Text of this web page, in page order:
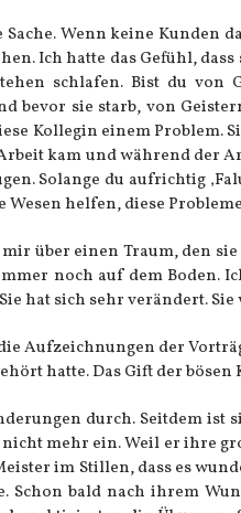
Wenn keine Kunden
Ich hatte das Gefühl,
schlafen. Bist du von
bevor sie starb, von
Kollegin einem
kam und während der
Solange du aufrichtig
helfen, diese
über einen Traum, den
noch auf dem Boden.
hat sich sehr verändert.
Aufzeichnungen der
hatte. Das Gift der
durch. Seitdem ist
mehr ein. Weil er ihre
im Stillen, dass es
Schon bald nach ihrem